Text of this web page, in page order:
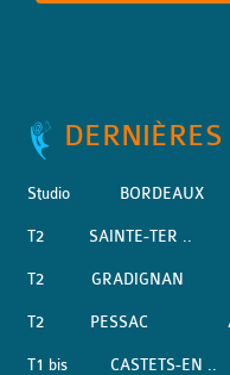
Studio BORDEAUX
T2 SAINTE-TER ..
T2 GRADIGNAN
T2 PESSAC
T1 bis CASTETS-EN ..